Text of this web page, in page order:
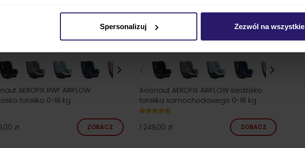
Spersonalizuj Zezwól na wszystkie
AEROFIX RWF AIRFLOW
fotelika 0-18 kg
zł ZOBACZ
Avionaut AEROFIX AIRFLOW siedzisko
fotelika samochodowego 0-18 kg
1 249,00 zł ZOBACZ